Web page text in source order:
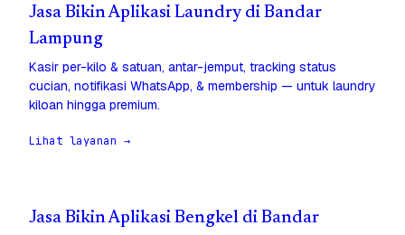
Jasa Bikin Aplikasi Laundry di Bandar
Lampung
Kasir per-kilo & satuan, antar-jemput, tracking status
cucian, notifikasi WhatsApp, & membership — untuk laundry
kiloan hingga premium.
Lihat layanan →
Jasa Bikin Aplikasi Bengkel di Bandar